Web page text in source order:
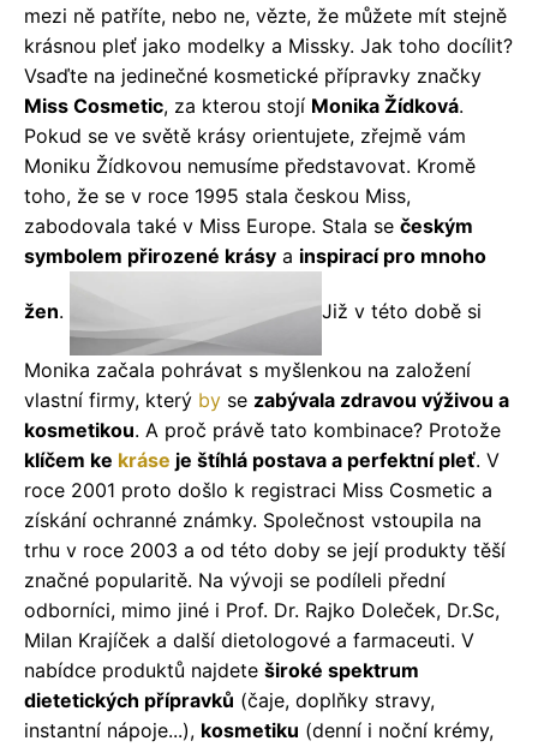
mezi ně patříte, nebo ne, vězte, že můžete mít stejně
krásnou pleť jako modelky a Missky. Jak toho docílit?
Vsaďte na jedinečné kosmetické přípravky značky
Miss Cosmetic, za kterou stojí Monika Žídková.
Pokud se ve světě krásy orientujete, zřejmě vám
Moniku Žídkovou nemusíme představovat. Kromě
toho, že se v roce 1995 stala českou Miss,
zabodovala také v Miss Europe. Stala se českým
symbolem přirozené krásy a inspirací pro mnoho
žen. Již v této době si
Monika začala pohrávat s myšlenkou na založení
vlastní firmy, který by se zabývala zdravou výživou a
kosmetikou. A proč právě tato kombinace? Protože
klíčem ke kráse je štíhlá postava a perfektní pleť. V
roce 2001 proto došlo k registraci Miss Cosmetic a
získání ochranné známky. Společnost vstoupila na
trhu v roce 2003 a od této doby se její produkty těší
značné popularitě. Na vývoji se podíleli přední
odborníci, mimo jiné i Prof. Dr. Rajko Doleček, Dr.Sc,
Milan Krajíček a další dietologové a farmaceuti. V
nabídce produktů najdete široké spektrum
dietetických přípravků (čaje, doplňky stravy,
instantní nápoje...), kosmetiku (denní i noční krémy,